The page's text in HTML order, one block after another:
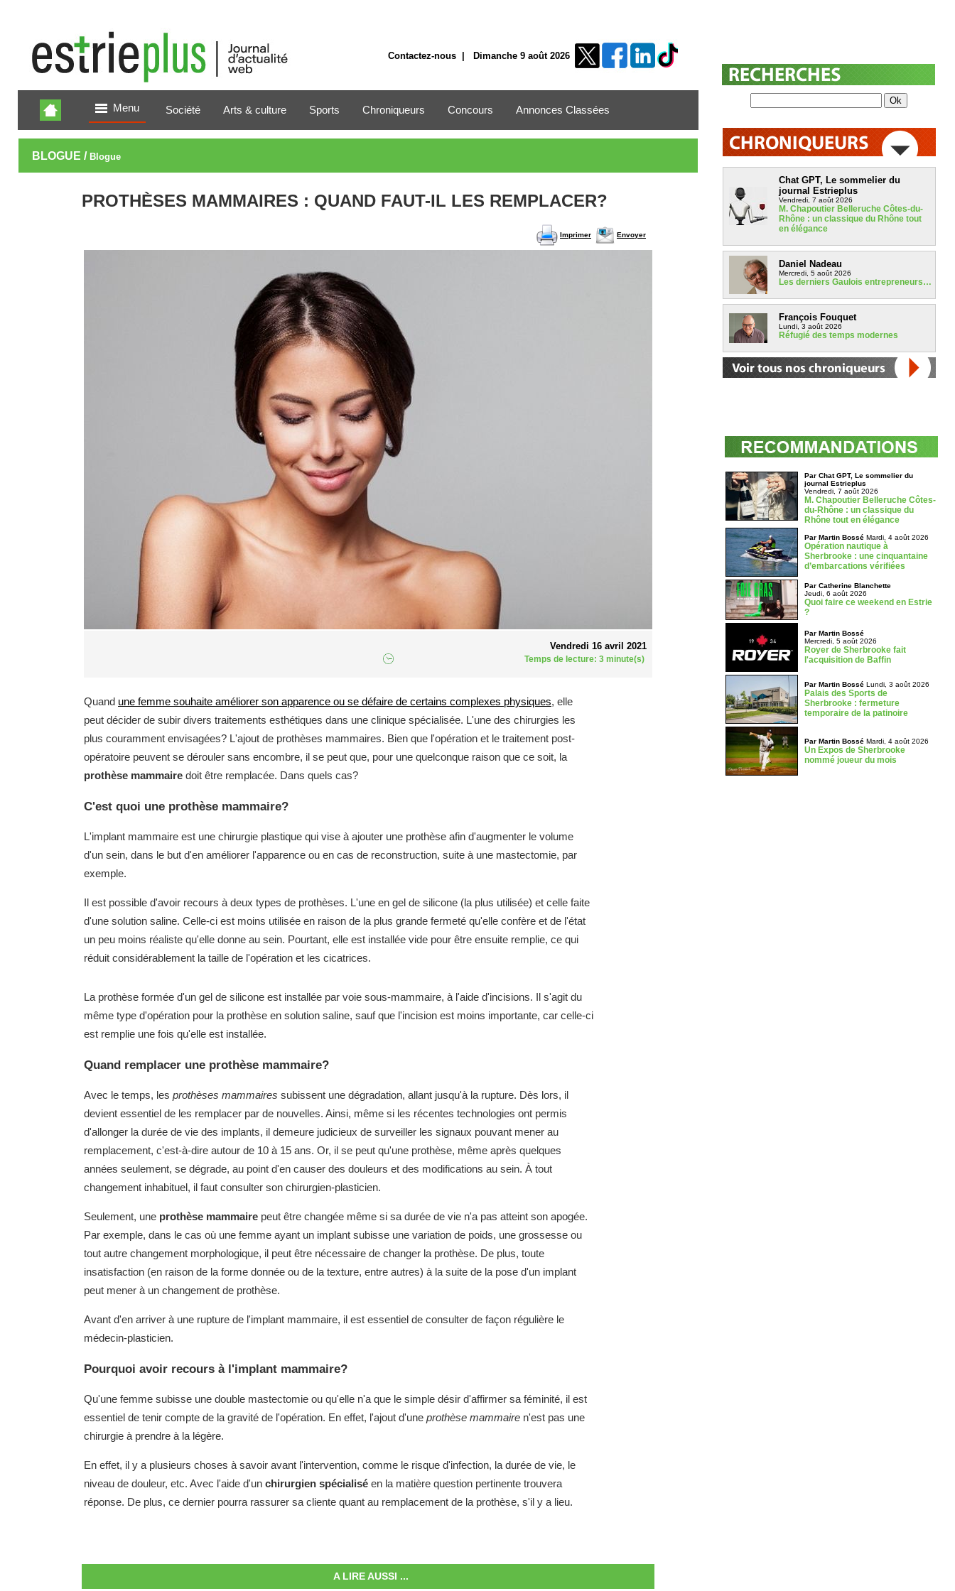
Contactez-nous| Dimanche 9 août 2026
Menu Société Arts & culture Sports Chroniqueurs Concours Annonces Classées
BLOGUE / Blogue
PROTHÈSES MAMMAIRES : QUAND FAUT-IL LES REMPLACER?
Imprimer Envoyer
Vendredi 16 avril 2021
Temps de lecture: 3 minute(s)
Quand une femme souhaite améliorer son apparence ou se défaire de certains complexes physiques, elle
peut décider de subir divers traitements esthétiques dans une clinique spécialisée. L'une des chirurgies les
plus couramment envisagées? L'ajout de prothèses mammaires. Bien que l'opération et le traitement post-
opératoire peuvent se dérouler sans encombre, il se peut que, pour une quelconque raison que ce soit, la
prothèse mammaire doit être remplacée. Dans quels cas?
C'est quoi une prothèse mammaire?
L'implant mammaire est une chirurgie plastique qui vise à ajouter une prothèse afin d'augmenter le volume
d'un sein, dans le but d'en améliorer l'apparence ou en cas de reconstruction, suite à une mastectomie, par
exemple.
Il est possible d'avoir recours à deux types de prothèses. L'une en gel de silicone (la plus utilisée) et celle faite
d'une solution saline. Celle-ci est moins utilisée en raison de la plus grande fermeté qu'elle confère et de l'état
un peu moins réaliste qu'elle donne au sein. Pourtant, elle est installée vide pour être ensuite remplie, ce qui
réduit considérablement la taille de l'opération et les cicatrices.
La prothèse formée d'un gel de silicone est installée par voie sous-mammaire, à l'aide d'incisions. Il s'agit du
même type d'opération pour la prothèse en solution saline, sauf que l'incision est moins importante, car celle-ci
est remplie une fois qu'elle est installée.
Quand remplacer une prothèse mammaire?
Avec le temps, les prothèses mammaires subissent une dégradation, allant jusqu'à la rupture. Dès lors, il
devient essentiel de les remplacer par de nouvelles. Ainsi, même si les récentes technologies ont permis
d'allonger la durée de vie des implants, il demeure judicieux de surveiller les signaux pouvant mener au
remplacement, c'est-à-dire autour de 10 à 15 ans. Or, il se peut qu'une prothèse, même après quelques
années seulement, se dégrade, au point d'en causer des douleurs et des modifications au sein. À tout
changement inhabituel, il faut consulter son chirurgien-plasticien.
Seulement, une prothèse mammaire peut être changée même si sa durée de vie n'a pas atteint son apogée.
Par exemple, dans le cas où une femme ayant un implant subisse une variation de poids, une grossesse ou
tout autre changement morphologique, il peut être nécessaire de changer la prothèse. De plus, toute
insatisfaction (en raison de la forme donnée ou de la texture, entre autres) à la suite de la pose d'un implant
peut mener à un changement de prothèse.
Avant d'en arriver à une rupture de l'implant mammaire, il est essentiel de consulter de façon régulière le
médecin-plasticien.
Pourquoi avoir recours à l'implant mammaire?
Qu'une femme subisse une double mastectomie ou qu'elle n'a que le simple désir d'affirmer sa féminité, il est
essentiel de tenir compte de la gravité de l'opération. En effet, l'ajout d'une prothèse mammaire n'est pas une
chirurgie à prendre à la légère.
En effet, il y a plusieurs choses à savoir avant l'intervention, comme le risque d'infection, la durée de vie, le
niveau de douleur, etc. Avec l'aide d'un chirurgien spécialisé en la matière question pertinente trouvera
réponse. De plus, ce dernier pourra rassurer sa cliente quant au remplacement de la prothèse, s'il y a lieu.
A LIRE AUSSI ...
Chat GPT, Le sommelier du
journal Estrieplus
Vendredi, 7 août 2026
M. Chapoutier Belleruche Côtes-du-
Rhône : un classique du Rhône tout
en élégance
Daniel Nadeau
Mercredi, 5 août 2026
Les derniers Gaulois entrepreneurs…
François Fouquet
Lundi, 3 août 2026
Réfugié des temps modernes
Par Chat GPT, Le sommelier du
journal Estrieplus
Vendredi, 7 août 2026
M. Chapoutier Belleruche Côtes-
du-Rhône : un classique du
Rhône tout en élégance
Par Martin BosséMardi, 4 août 2026
Opération nautique à
Sherbrooke : une cinquantaine
d’embarcations vérifiées
Par Catherine Blanchette
Jeudi, 6 août 2026
Quoi faire ce weekend en Estrie
?
Par Martin Bossé
Mercredi, 5 août 2026
Royer de Sherbrooke fait
l'acquisition de Baffin
Par Martin BosséLundi, 3 août 2026
Palais des Sports de
Sherbrooke : fermeture
temporaire de la patinoire
Par Martin BosséMardi, 4 août 2026
Un Expos de Sherbrooke
nommé joueur du mois